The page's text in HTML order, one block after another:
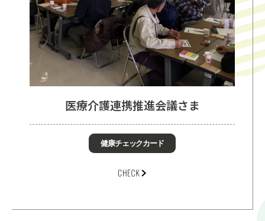
医療介護連携推進会議さま
健康チェックカード